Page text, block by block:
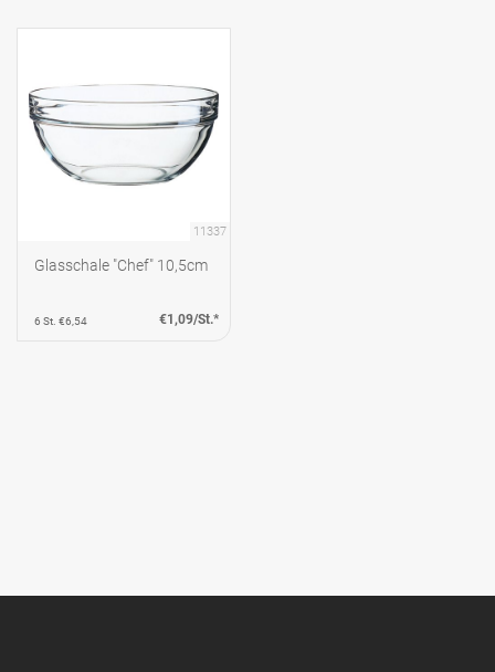
11337
Glasschale "Chef" 10,5cm
6 St. €6,54 €1,09/St.*